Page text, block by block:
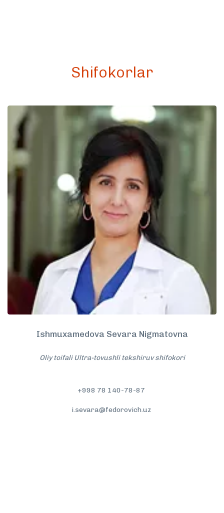
Shifokorlar
Ishmuxamedova Sevara Nigmatovna
Oliy toifali Ultra-tovushli tekshiruv shifokori
+998 78 140-78-87
i.sevara@fedorovich.uz